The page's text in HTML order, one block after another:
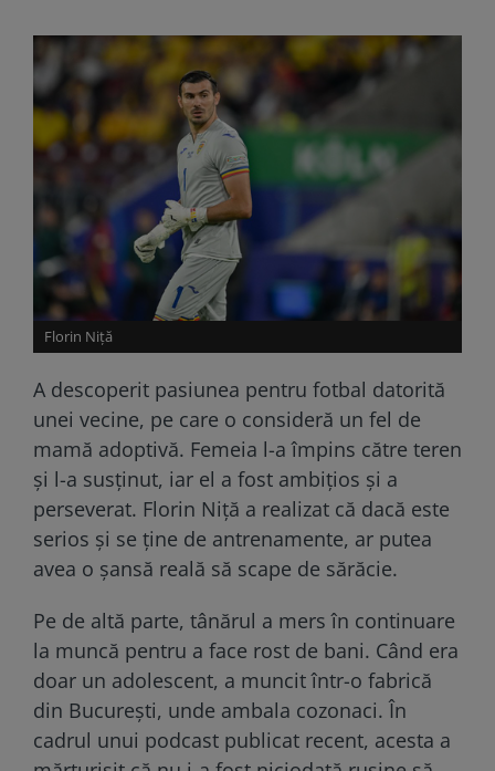
Florin Niță
A descoperit pasiunea pentru fotbal datorită
unei vecine, pe care o consideră un fel de
mamă adoptivă. Femeia l-a împins către teren
și l-a susținut, iar el a fost ambițios și a
perseverat. Florin Niță a realizat că dacă este
serios și se ține de antrenamente, ar putea
avea o șansă reală să scape de sărăcie.
Pe de altă parte, tânărul a mers în continuare
la muncă pentru a face rost de bani. Când era
doar un adolescent, a muncit într-o fabrică
din București, unde ambala cozonaci. În
cadrul unui podcast publicat recent, acesta a